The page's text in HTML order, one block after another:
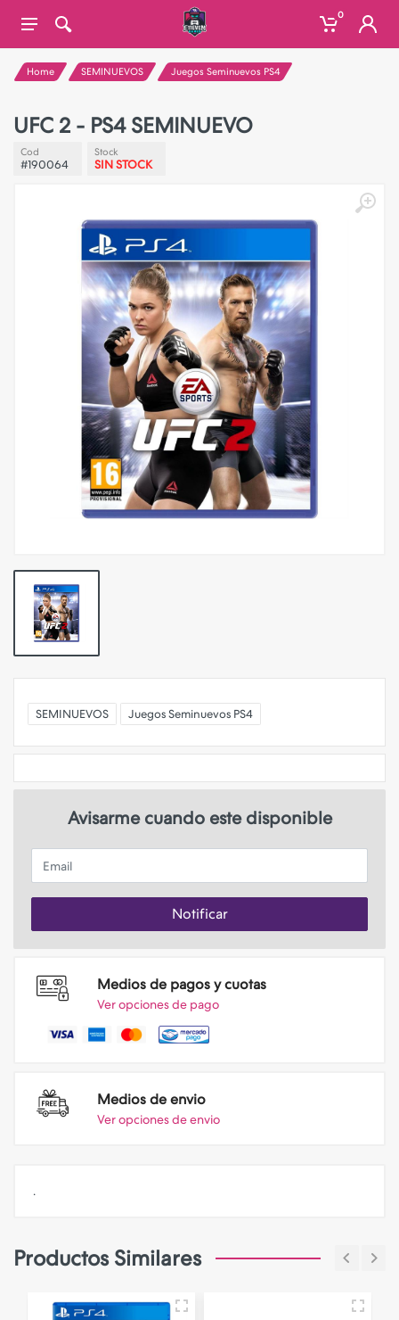
0
Home SEMINUEVOS Juegos Seminuevos PS4
UFC 2 - PS4 SEMINUEVO
Cod
#190064
Stock
SIN STOCK
SEMINUEVOS Juegos Seminuevos PS4
Avisarme cuando este disponible
Email
Notificar
Medios de pagos y cuotas
Ver opciones de pago
Medios de envio
Ver opciones de envio
.
Productos Similares